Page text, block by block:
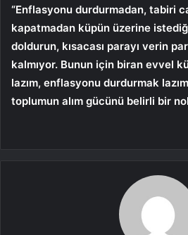
“Enflasyonu durdurmadan, tabiri
kapatmadan küpün üzerine
doldurun, kısacası parayı verin
kalmıyor. Bunun için biran evvel
lazım, enflasyonu durdurmak
toplumun alım gücünü belirli bir